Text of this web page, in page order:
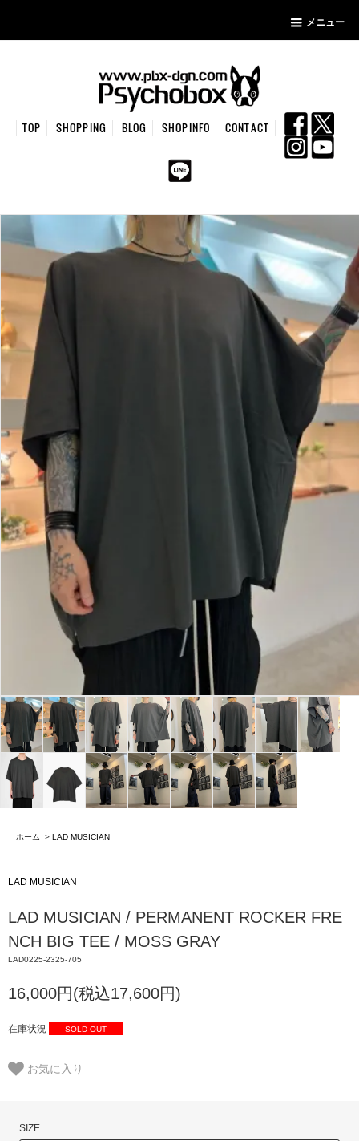
メニュー
TOP SHOPPING BLOG SHOPINFO CONTACT
ホーム > LAD MUSICIAN
LAD MUSICIAN
LAD MUSICIAN / PERMANENT ROCKER FRE
NCH BIG TEE / MOSS GRAY
LAD0225-2325-705
16,000円(税込17,600円)
在庫状況 SOLD OUT
お気に入り
SIZE